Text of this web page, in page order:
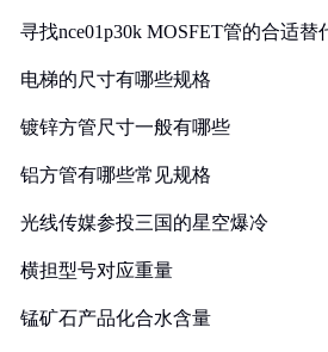
寻找nce01p30k MOSFET管的合适替
电梯的尺寸有哪些规格
镀锌方管尺寸一般有哪些
铝方管有哪些常见规格
光线传媒参投三国的星空爆冷
横担型号对应重量
锰矿石产品化合水含量